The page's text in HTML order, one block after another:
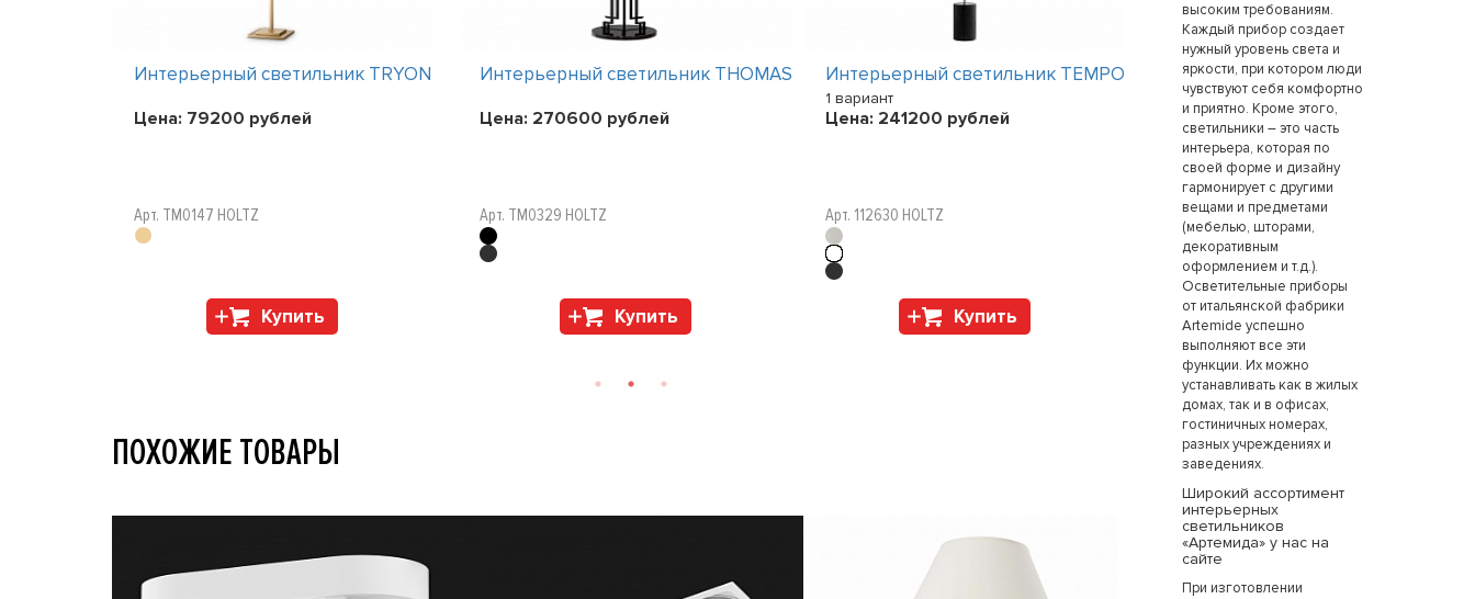
Интерьерный светильник TRYON
Цена: 79200 рублей
Арт. TM0147 HOLTZ
Купить
Интерьерный светильник THOMAS
Цена: 270600 рублей
Арт. TM0329 HOLTZ
Купить
Интерьерный светильник TEMPO
1 вариант
Цена: 241200 рублей
Арт. 112630 HOLTZ
Купить
Интерьерный светильник TEMPO
Цена:241200рублей
Арт. 112317 HOLTZ
Купить
ПОХОЖИЕ ТОВАРЫ
высоким требованиям.
Каждый прибор создает
нужный уровень света и
яркости, при котором люди
чувствуют себя комфортно
и приятно. Кроме этого,
светильники – это часть
интерьера, которая по
своей форме и дизайну
гармонирует с другими
вещами и предметами
(мебелью, шторами,
декоративным
оформлением и т.д.).
Осветительные приборы
от итальянской фабрики
Artemide успешно
выполняют все эти
функции. Их можно
устанавливать как в жилых
домах, так и в офисах,
гостиничных номерах,
разных учреждениях и
заведениях.
Широкий ассортимент
интерьерных
светильников
«Артемида» у нас на
сайте
При изготовлении